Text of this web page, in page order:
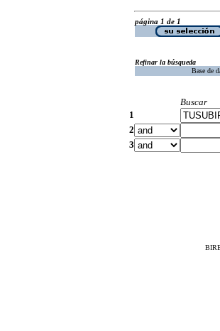
página 1 de 1
Refinar la búsqueda
Base de
Buscar
1
2
3